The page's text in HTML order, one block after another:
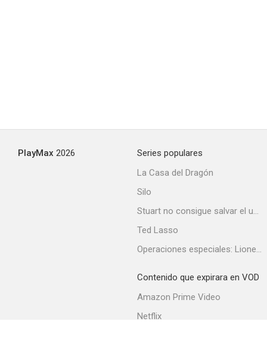
PlayMax 2026
Series populares
La Casa del Dragón
Silo
Stuart no consigue salvar el universo
Ted Lasso
Operaciones especiales: Lioness
Contenido que expirara en VOD
Amazon Prime Video
Netflix